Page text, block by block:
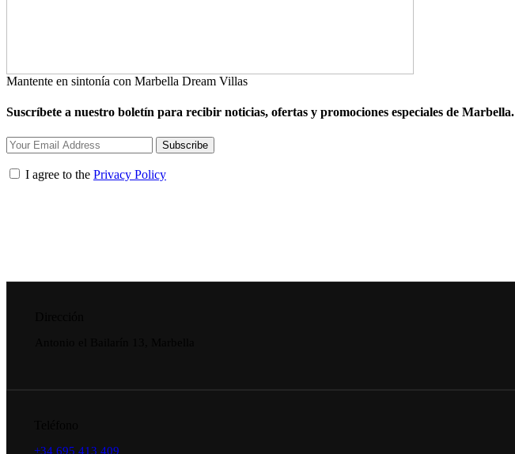
Mantente en sintonía con Marbella Dream Villas
Suscríbete a nuestro boletín para recibir noticias, ofertas y promociones especiales de Marbella.
Subscribe
I agree to the Privacy Policy
+34 695 413 409